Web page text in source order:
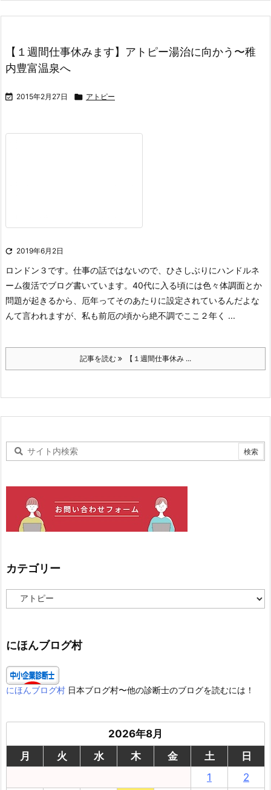
【１週間仕事休みます】アトピー湯治に向かう〜稚
内豊富温泉へ
 2015年2月27日  アトピー
 2019年6月2日
ロンドン３です。仕事の話ではないので、ひさしぶりにハンドルネ
ーム復活でブログ書いています。 40代に入る頃には色々体調面とか
問題が起きるから、厄年ってそのあたりに設定されているんだよな
んて言われますが、私も前厄の頃から絶不調でここ２年く ...
記事を読む 【１週間仕事休み ...
カテゴリー
テ
ー
にほんブログ村
にほんブログ村 日本ブログ村〜他の診断士のブログを読むには！
2026年8月
月
火 水 木 金 土
日
1
2